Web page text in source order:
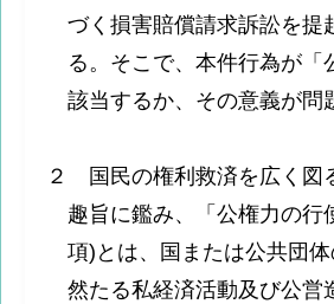
づく損害賠償請求訴訟を提
る。そこで、本件行為が「
該当するか、その意義が問
２ 国民の権利救済を広く図
趣旨に鑑み、「公権力の行
項)とは、国または公共団
然たる私経済活動及び公営